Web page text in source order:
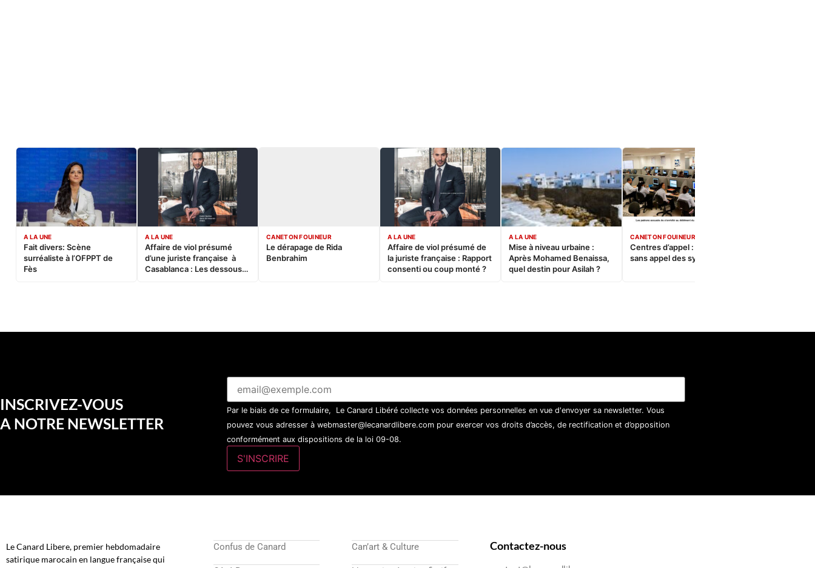
A LA UNE
Fait divers: Scène
surréaliste à l’OFPPT de
Fès
A LA UNE
Affaire de viol présumé
d’une juriste française à
Casablanca : Les dessous
CANETON FOUINEUR
Le dérapage de Rida
Benbrahim
A LA UNE
Affaire de viol présumé de
la juriste française : Rapport
consenti ou coup monté ?
A LA UNE
Mise à niveau urbaine :
Après Mohamed Benaissa,
quel destin pour Asilah ?
CANETON FOUINEUR
Centres d’appel : Le constat
sans appel des syndicats
INSCRIVEZ-VOUS
A NOTRE NEWSLETTER
Par le biais de ce formulaire, Le Canard Libéré collecte vos données personnelles en vue d'envoyer sa newsletter. Vous
pouvez vous adresser à webmaster@lecanardlibere.com pour exercer vos droits d’accès, de rectification et d’opposition
conformément aux dispositions de la loi 09-08.
Le Canard Libere, premier hebdomadaire
satirique marocain en langue française qui
Confus de Canard Can’art & Culture Contactez-nous